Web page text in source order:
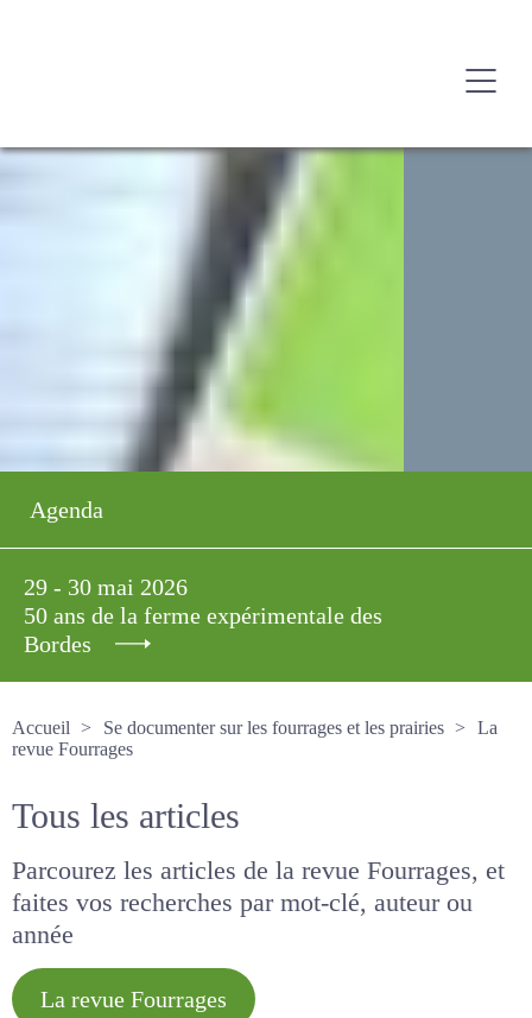
Agenda
29 - 30 mai 2026
50 ans de la ferme expérimentale des
Bordes
Accueil
Se documenter sur les fourrages et les prairies
La revue Fourrages
Tous les articles
Parcourez les articles de la revue Fourrages, et
faites vos recherches par mot-clé, auteur ou
année
La revue Fourrages